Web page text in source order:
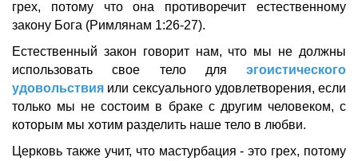
грех, потому что она противоречит естественному
закону Бога (Римлянам 1:26-27).
Естественный закон говорит нам, что мы не должны
использовать свое тело для эгоистического
удовольствия или сексуального удовлетворения, если
только мы не состоим в браке с другим человеком, с
которым мы хотим разделить наше тело в любви.
Церковь также учит, что мастурбация - это грех, потому